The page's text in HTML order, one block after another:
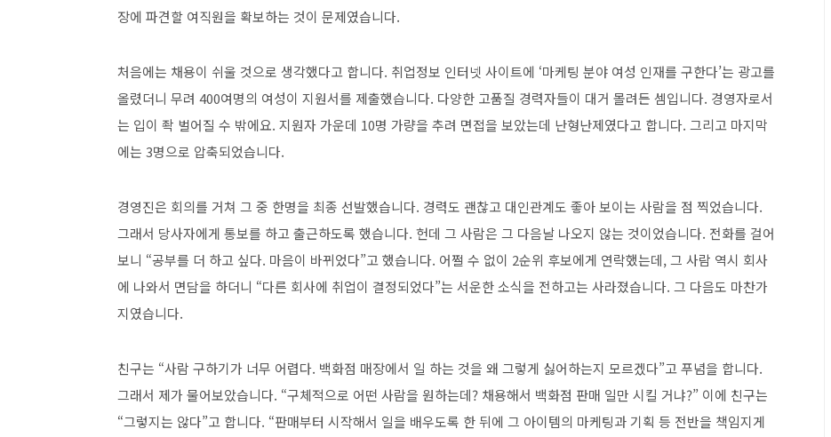
장에 파견할 여직원을 확보하는 것이 문제였습니다.
처음에는 채용이 쉬울 것으로 생각했다고 합니다. 취업정보 인터넷 사이트에 ‘마케팅 분야 여성 인재를 구한다’는 광고를
올렸더니 무려 400여명의 여성이 지원서를 제출했습니다. 다양한 고품질 경력자들이 대거 몰려든 셈입니다. 경영자로서
는 입이 좍 벌어질 수 밖에요. 지원자 가운데 10명 가량을 추려 면접을 보았는데 난형난제였다고 합니다. 그리고 마지막
에는 3명으로 압축되었습니다.
경영진은 회의를 거쳐 그 중 한명을 최종 선발했습니다. 경력도 괜찮고 대인관계도 좋아 보이는 사람을 점 찍었습니다.
그래서 당사자에게 통보를 하고 출근하도록 했습니다. 헌데 그 사람은 그 다음날 나오지 않는 것이었습니다. 전화를 걸어
보니 “공부를 더 하고 싶다. 마음이 바뀌었다”고 했습니다. 어쩔 수 없이 2순위 후보에게 연락했는데, 그 사람 역시 회사
에 나와서 면담을 하더니 “다른 회사에 취업이 결정되었다”는 서운한 소식을 전하고는 사라졌습니다. 그 다음도 마찬가
지였습니다.
친구는 “사람 구하기가 너무 어렵다. 백화점 매장에서 일 하는 것을 왜 그렇게 싫어하는지 모르겠다”고 푸념을 합니다.
그래서 제가 물어보았습니다. “구체적으로 어떤 사람을 원하는데? 채용해서 백화점 판매 일만 시킬 거냐?” 이에 친구는
“그렇지는 않다”고 합니다. “판매부터 시작해서 일을 배우도록 한 뒤에 그 아이템의 마케팅과 기획 등 전반을 책임지게